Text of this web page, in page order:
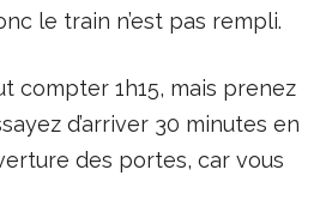
le train n’est pas rempli.
compter 1h15, mais prenez
d’arriver 30 minutes en
des portes, car vous